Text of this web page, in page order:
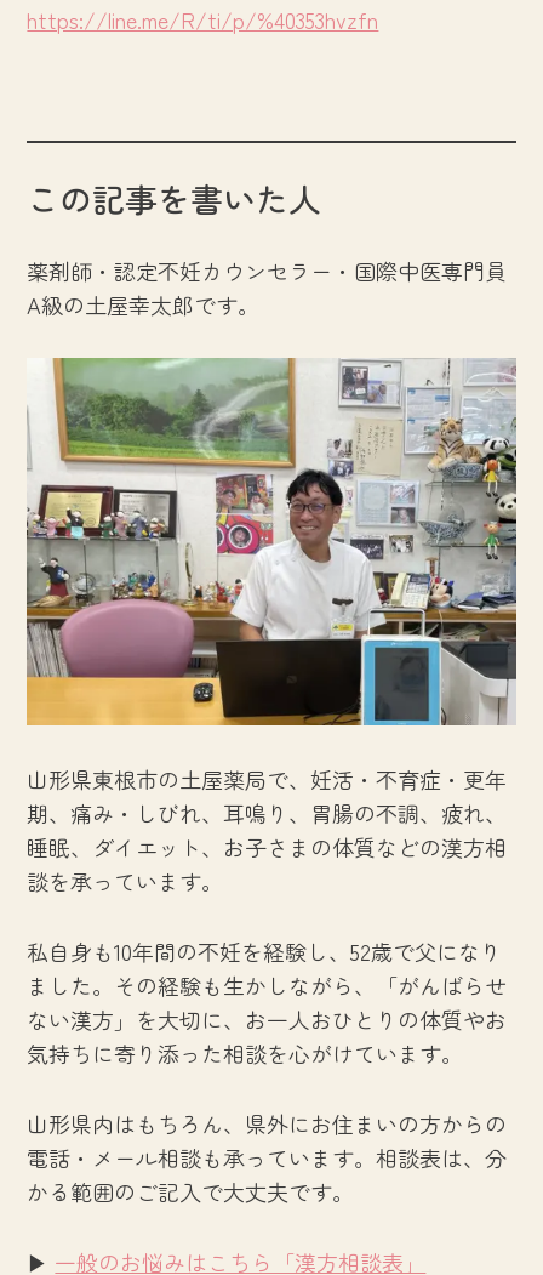
https://line.me/R/ti/p/%40353hvzfn
この記事を書いた人
薬剤師・認定不妊カウンセラー・国際中医専門員
A級の土屋幸太郎です。
山形県東根市の土屋薬局で、妊活・不育症・更年
期、痛み・しびれ、耳鳴り、胃腸の不調、疲れ、
睡眠、ダイエット、お子さまの体質などの漢方相
談を承っています。
私自身も10年間の不妊を経験し、52歳で父になり
ました。その経験も生かしながら、「がんばらせ
ない漢方」を大切に、お一人おひとりの体質やお
気持ちに寄り添った相談を心がけています。
山形県内はもちろん、県外にお住まいの方からの
電話・メール相談も承っています。相談表は、分
かる範囲のご記入で大丈夫です。
▶ 一般のお悩みはこちら「漢方相談表」